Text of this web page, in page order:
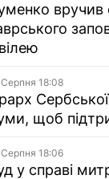
вручив
18:08
щоб
18:06
у справі